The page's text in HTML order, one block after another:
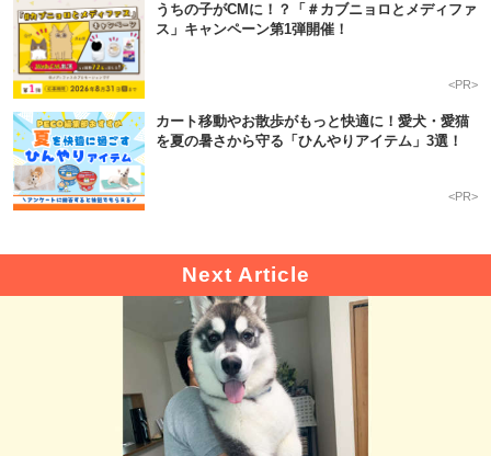
うちの子がCMに！？「＃カブニョロとメディファ
ス」キャンペーン第1弾開催！
<PR>
カート移動やお散歩がもっと快適に！愛犬・愛猫
を夏の暑さから守る「ひんやりアイテム」3選！
<PR>